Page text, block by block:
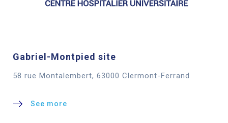
Gabriel-Montpied site
58 rue Montalembert, 63000 Clermont-Ferrand
See more